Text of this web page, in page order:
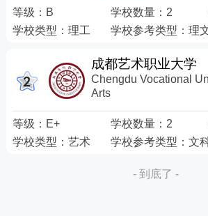
等级： B 学校数量： 2
学校类型： 理工 学校参考类型：理
成都艺术职业大学
Chengdu Vocational
Arts
等级： E+ 学校数量： 2
学校类型： 艺术 学校参考类型：文
- 到底了 -